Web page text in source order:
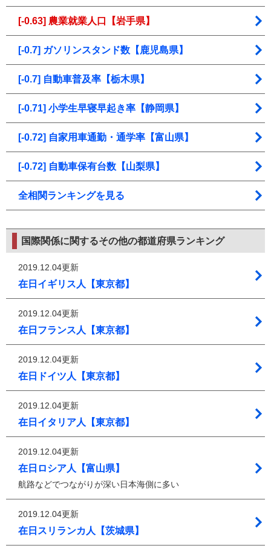
[-0.63] 農業就業人口【岩手県】
[-0.7] ガソリンスタンド数【鹿児島県】
[-0.7] 自動車普及率【栃木県】
[-0.71] 小学生早寝早起き率【静岡県】
[-0.72] 自家用車通勤・通学率【富山県】
[-0.72] 自動車保有台数【山梨県】
全相関ランキングを見る
国際関係に関するその他の都道府県ランキング
2019.12.04更新
在日イギリス人【東京都】
2019.12.04更新
在日フランス人【東京都】
2019.12.04更新
在日ドイツ人【東京都】
2019.12.04更新
在日イタリア人【東京都】
2019.12.04更新
在日ロシア人【富山県】
航路などでつながりが深い日本海側に多い
2019.12.04更新
在日スリランカ人【茨城県】